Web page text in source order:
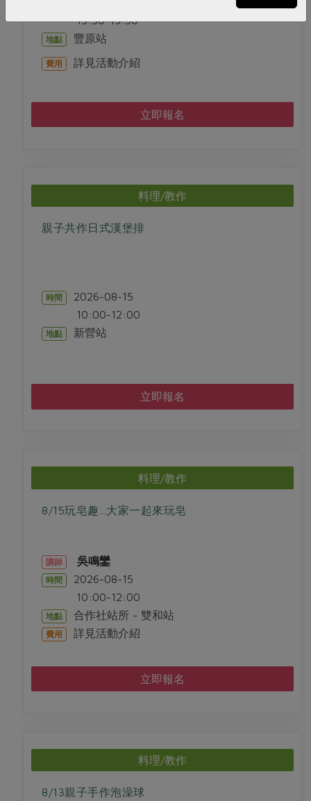
13:30-15:30
地點 豐原站
費用 詳見活動介紹
立即報名
料理/教作
親子共作日式漢堡排
時間 2026-08-15
10:00-12:00
地點 新營站
立即報名
料理/教作
8/15玩皂趣...大家一起來玩皂
講師 吳鳴鑾
時間 2026-08-15
10:00-12:00
地點 合作社站所 - 雙和站
費用 詳見活動介紹
立即報名
料理/教作
8/13親子手作泡澡球